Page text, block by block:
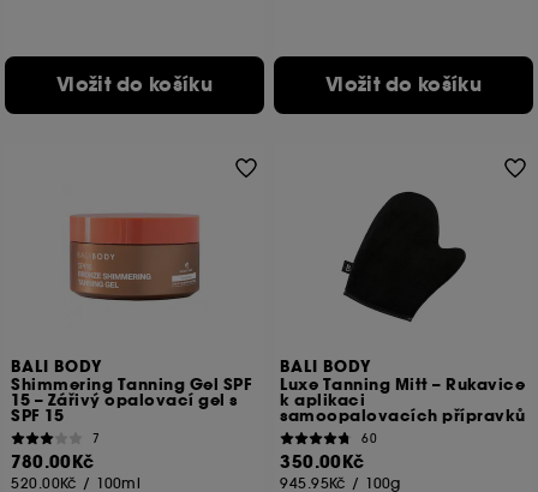
Vložit do košíku Vložit do košíku
BALI BODY
Shimmering Tanning Gel SPF
15 – Zářivý opalovací gel s
SPF 15
7
780.00Kč
520.00Kč / 100ml
BALI BODY
Luxe Tanning Mitt – Rukavice
k aplikaci
samoopalovacích přípravků
60
350.00Kč
945.95Kč / 100g